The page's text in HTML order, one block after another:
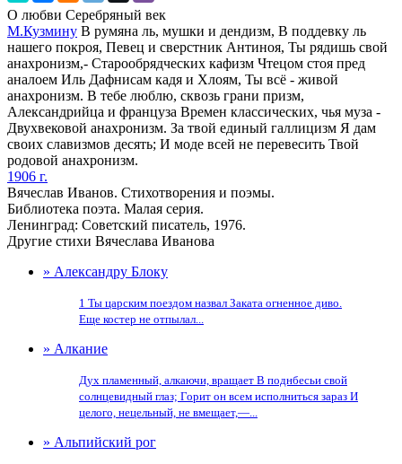
О любви Серебряный век
М.Кузмину В румяна ль, мушки и дендизм, В поддевку ль
нашего покроя, Певец и сверстник Антиноя, Ты рядишь свой
анахронизм,- Старообрядческих кафизм Чтецом стоя пред
аналоем Иль Дафнисам кадя и Хлоям, Ты всё - живой
анахронизм. В тебе люблю, сквозь грани призм,
Александрийца и француза Времен классических, чья муза -
Двухвековой анахронизм. За твой единый галлицизм Я дам
своих славизмов десять; И моде всей не перевесить Твой
родовой анахронизм.
1906 г.
Вячеслав Иванов. Стихотворения и поэмы.
Библиотека поэта. Малая серия.
Ленинград: Советский писатель, 1976.
Другие стихи Вячеслава Иванова
» Александру Блоку
1 Ты царским поездом назвал Заката огненное диво.
Еще костер не отпылал...
» Алкание
Дух пламенный, алкаючи, вращает В поднбесьи свой
солнцевидный глаз; Горит он всем исполниться зараз И
целого, нецельный, не вмещает,—...
» Альпийский рог